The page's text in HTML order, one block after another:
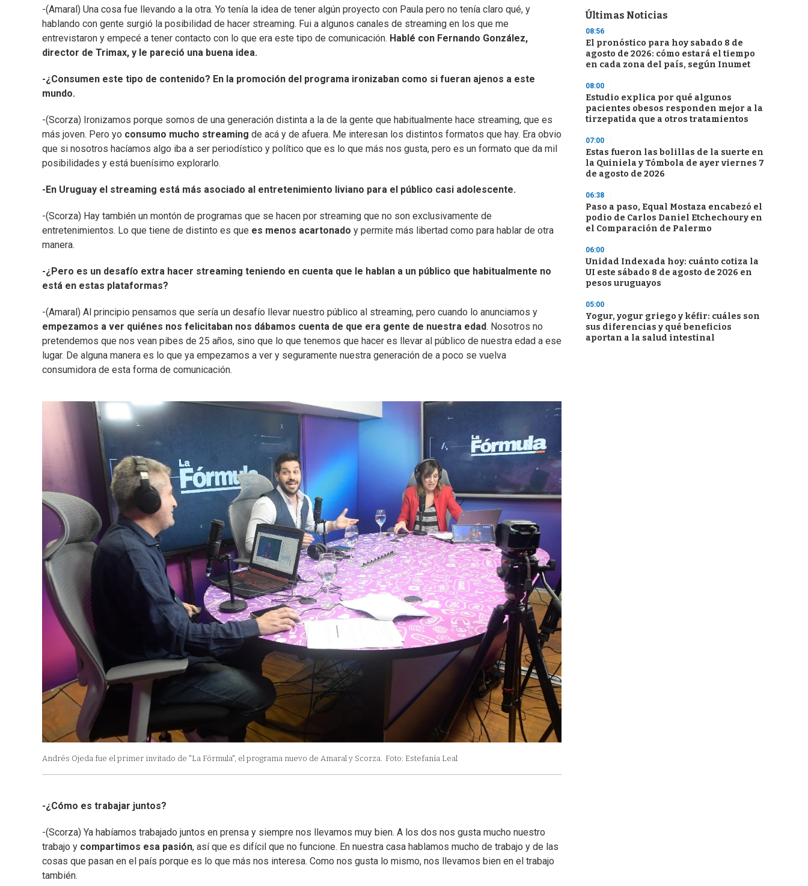
-(Amaral) Una cosa fue llevando a la otra. Yo tenía la idea de tener algún proyecto con Paula pero no tenía claro qué, y
hablando con gente surgió la posibilidad de hacer streaming. Fui a algunos canales de streaming en los que me
entrevistaron y empecé a tener contacto con lo que era este tipo de comunicación. Hablé con Fernando González,
director de Trimax, y le pareció una buena idea.
-¿Consumen este tipo de contenido? En la promoción del programa ironizaban como si fueran ajenos a este
mundo.
-(Scorza) Ironizamos porque somos de una generación distinta a la de la gente que habitualmente hace streaming, que es
más joven. Pero yo consumo mucho streaming de acá y de afuera. Me interesan los distintos formatos que hay. Era obvio
que si nosotros hacíamos algo iba a ser periodístico y político que es lo que más nos gusta, pero es un formato que da mil
posibilidades y está buenísimo explorarlo.
-En Uruguay el streaming está más asociado al entretenimiento liviano para el público casi adolescente.
-(Scorza) Hay también un montón de programas que se hacen por streaming que no son exclusivamente de
entretenimientos. Lo que tiene de distinto es que es menos acartonado y permite más libertad como para hablar de otra
manera.
-¿Pero es un desafío extra hacer streaming teniendo en cuenta que le hablan a un público que habitualmente no
está en estas plataformas?
-(Amaral) Al principio pensamos que sería un desafío llevar nuestro público al streaming, pero cuando lo anunciamos y
empezamos a ver quiénes nos felicitaban nos dábamos cuenta de que era gente de nuestra edad. Nosotros no
pretendemos que nos vean pibes de 25 años, sino que lo que tenemos que hacer es llevar al público de nuestra edad a ese
lugar. De alguna manera es lo que ya empezamos a ver y seguramente nuestra generación de a poco se vuelva
consumidora de esta forma de comunicación.
Andrés Ojeda fue el primer invitado de "La Fórmula", el programa nuevo de Amaral y Scorza. Foto: Estefanía Leal
-¿Cómo es trabajar juntos?
-(Scorza) Ya habíamos trabajado juntos en prensa y siempre nos llevamos muy bien. A los dos nos gusta mucho nuestro
trabajo y compartimos esa pasión, así que es difícil que no funcione. En nuestra casa hablamos mucho de trabajo y de las
cosas que pasan en el país porque es lo que más nos interesa. Como nos gusta lo mismo, nos llevamos bien en el trabajo
también.
Últimas Noticias
08:56
El pronóstico para hoy sabado 8 de
agosto de 2026: cómo estará el tiempo
en cada zona del país, según Inumet
08:00
Estudio explica por qué algunos
pacientes obesos responden mejor a la
tirzepatida que a otros tratamientos
07:00
Estas fueron las bolillas de la suerte en
la Quiniela y Tómbola de ayer viernes 7
de agosto de 2026
06:38
Paso a paso, Equal Mostaza encabezó el
podio de Carlos Daniel Etchechoury en
el Comparación de Palermo
06:00
Unidad Indexada hoy: cuánto cotiza la
UI este sábado 8 de agosto de 2026 en
pesos uruguayos
05:00
Yogur, yogur griego y kéfir: cuáles son
sus diferencias y qué beneficios
aportan a la salud intestinal